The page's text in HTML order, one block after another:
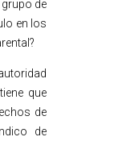
de
en los
que
de
de